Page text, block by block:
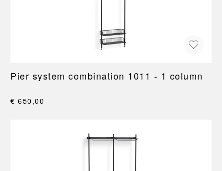
Pier system combination 1011 - 1 column
€ 650,00